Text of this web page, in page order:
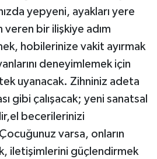
yepyeni, ayakları yere
veren bir ilişkiye adım
hobilerinize vakit ayırmak
deneyimlemek için
uyanacak. Zihniniz adeta
gibi çalışacak; yeni sanatsal
becerilerinizi
varsa, onların
iletişimlerini güçlendirmek